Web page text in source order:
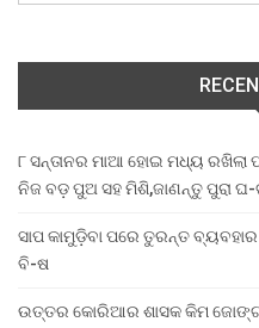
୮ ସନ୍ତାନର ମାଆ ହୋଇ ମଧ୍ୟ ରଖିଲା
ନିଜ ବଡ଼ ପୁଅ ସହ ମିଶି,ଜାଣନ୍ତୁ ପୁରା ଘ-
ସାପ କାମୁଡ଼ିବା ପରେ ତୁରନ୍ତ
ବି-ଷ
ଉତ୍ତର କୋରିଆର ଶାସକ କିମ ଜୋଙ୍ଗ